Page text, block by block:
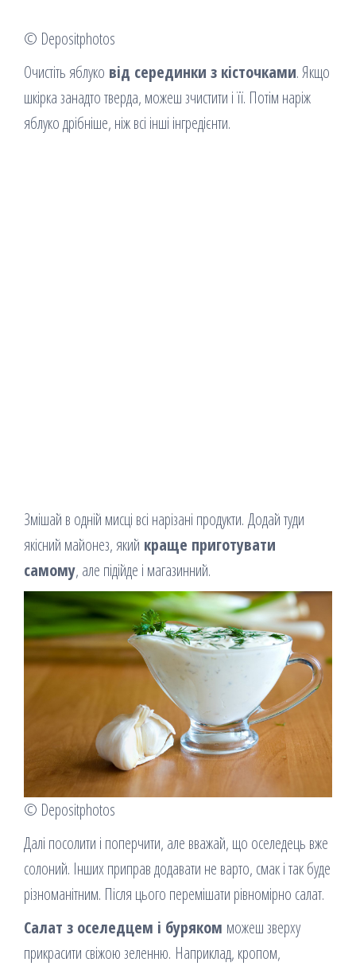
© Depositphotos
Очистіть яблуко від серединки з кісточками. Якщо
шкірка занадто тверда, можеш зчистити і її. Потім наріж
яблуко дрібніше, ніж всі інші інгредієнти.
Змішай в одній мисці всі нарізані продукти. Додай туди
якісний майонез, який краще приготувати
самому, але підійде і магазинний.
© Depositphotos
Далі посолити і поперчити, але вважай, що оселедець вже
солоний. Інших приправ додавати не варто, смак і так буде
різноманітним. Після цього перемішати рівномірно салат.
Салат з оселедцем і буряком можеш зверху
прикрасити свіжою зеленню. Наприклад, кропом,